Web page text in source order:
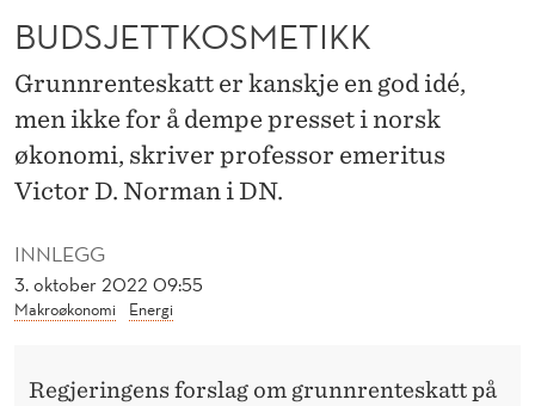
S
M
E
T
K
K
INNLEGG
3. oktober 2022 09:55
Makroøkonomi Energi
BUDSJETTKOSMETIKK
Grunnrenteskatt er kanskje en god idé,
men ikke for å dempe presset i norsk
økonomi, skriver professor emeritus
Victor D. Norman i DN.
Regjeringens forslag om grunnrenteskatt på